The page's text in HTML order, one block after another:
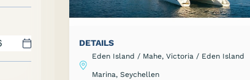
DETAILS
Eden Island / Mahe, Victoria / Eden Island
Marina, Seychellen